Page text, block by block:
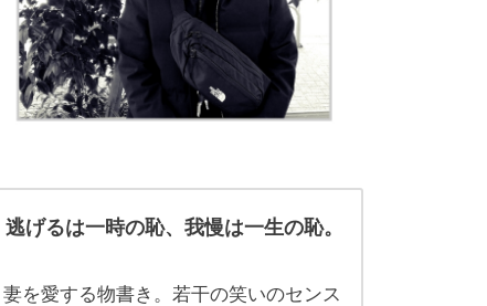
逃げるは一時の恥、我慢は一生の恥。
妻を愛する物書き。 若干の笑いのセンス